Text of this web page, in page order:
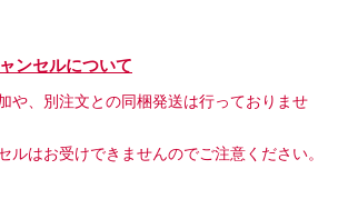
ンセルについて
や、別注文との同梱発送は行っておりませ
ルはお受けできませんのでご注意ください。